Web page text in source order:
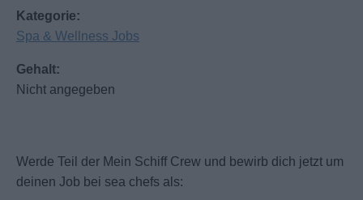
Kategorie:
Spa & Wellness Jobs
Gehalt:
Nicht angegeben
Werde Teil der Mein Schiff Crew und bewirb dich jetzt um
deinen Job bei sea chefs als: